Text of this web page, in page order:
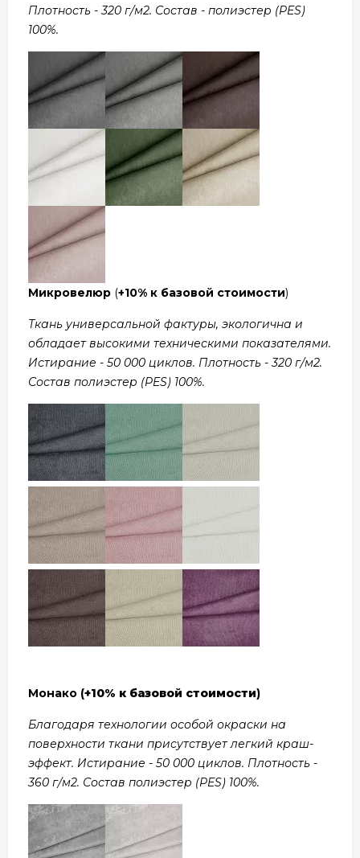
Плотность - 320 г/м2. Состав - полиэстер (PES)
100%.
Микровелюр (+10% к базовой стоимости)
Ткань универсальной фактуры, экологична и
обладает высокими техническими показателями.
Истирание - 50 000 циклов. Плотность - 320 г/м2.
Состав полиэстер (PES) 100%.
Монако (+10% к базовой стоимости)
Благодаря технологии особой окраски на
поверхности ткани присутствует легкий краш-
эффект. Истирание - 50 000 циклов. Плотность -
360 г/м2. Состав полиэстер (PES) 100%.